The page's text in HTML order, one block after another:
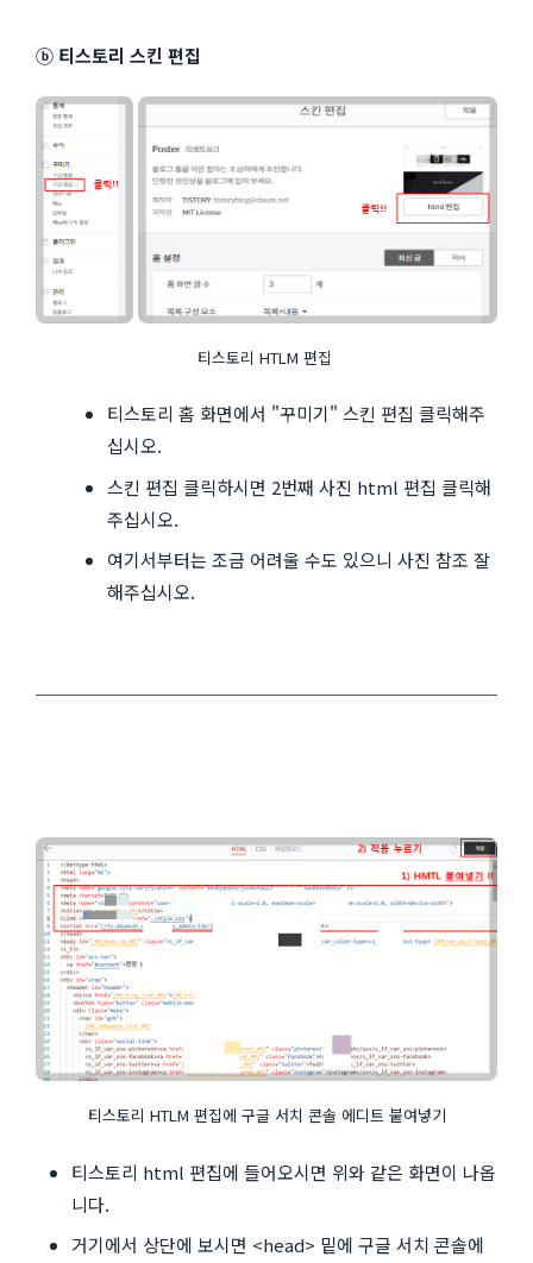
ⓑ 티스토리 스킨 편집
티스토리 HTLM 편집
티스토리 홈 화면에서 "꾸미기" 스킨 편집 클릭해주
십시오.
스킨 편집 클릭하시면 2번째 사진 html 편집 클릭해
주십시오.
여기서부터는 조금 어려울 수도 있으니 사진 참조 잘
해주십시오.
티스토리 HTLM 편집에 구글 서치 콘솔 에디트 붙여넣기
티스토리 html 편집에 들어오시면 위와 같은 화면이 나옵
니다.
거기에서 상단에 보시면 <head> 밑에 구글 서치 콘솔에